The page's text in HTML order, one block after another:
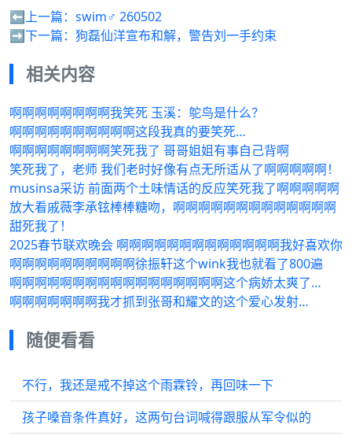
⬅️上一篇： swim‍♂️ ‪260502
➡️下一篇： 狗磊仙洋宣布和解，警告刘一手约束
相关内容
啊啊啊啊啊啊啊啊我笑死 玉溪：鸵鸟是什么？
啊啊啊啊啊啊啊啊啊啊这段我真的要笑死…
啊啊啊啊啊啊啊啊笑死我了 哥哥姐姐有事自己背啊
笑死我了，老师 我们老时好像有点无所适从了啊啊啊啊啊！
musinsa采访 前面两个土味情话的反应笑死我了啊啊啊啊啊
放大看戚薇李承铉棒棒糖吻，啊啊啊啊啊啊啊啊啊啊啊啊啊
甜死我了！
2025春节联欢晚会 啊啊啊啊啊啊啊啊啊啊啊啊啊我好喜欢你
啊啊啊啊啊啊啊啊啊啊徐振轩这个wink我也就看了800遍
啊啊啊啊啊啊啊啊啊啊啊啊啊啊啊啊啊这个病娇太爽了…
啊啊啊啊啊啊啊我才抓到张哥和耀文的这个爱心发射…
随便看看
不行，我还是戒不掉这个雨霖铃，再回味一下
孩子嗓音条件真好，这两句台词喊得跟服从军令似的